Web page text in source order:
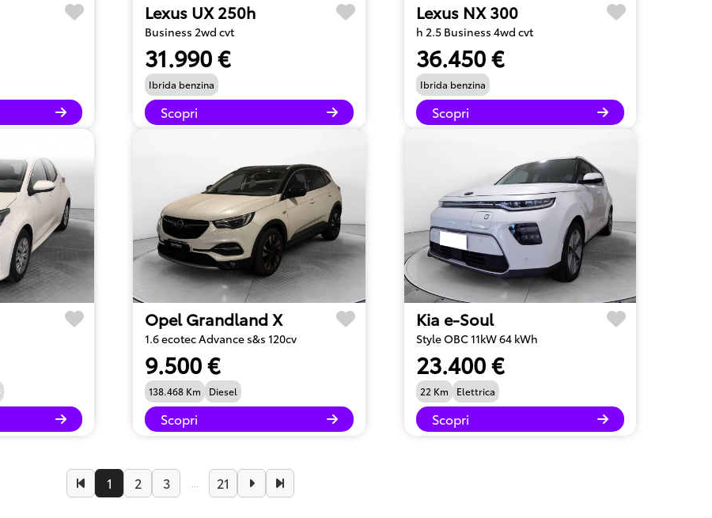
Lexus UX 250h
Business 2wd cvt
31.990 €
Ibrida benzina
Scopri
Lexus NX 300
h 2.5 Business 4wd cvt
36.450 €
Ibrida benzina
Scopri
Opel Grandland X
1.6 ecotec Advance s&s 120cv
9.500 €
138.468 Km Diesel
Scopri
Kia e-Soul
Style OBC 11kW 64 kWh
23.400 €
22 Km Elettrica
Scopri
1 2 3 21